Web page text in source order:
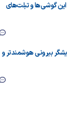
بزرگ این گوشی‌ها و تبلت‌های
زد فلیپ ۸: نمایشگر بیرونی هوشمندتر و